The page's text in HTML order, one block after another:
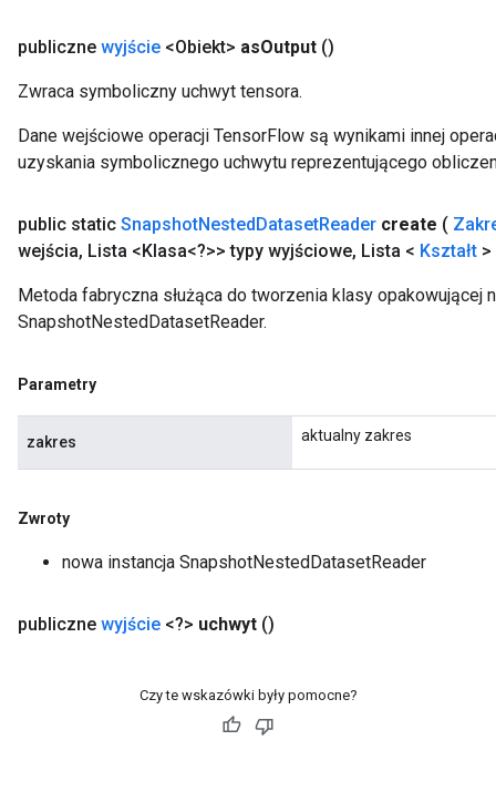
publiczne wyjście <Obiekt> asOutput ()
Zwraca symboliczny uchwyt tensora.
Dane wejściowe operacji TensorFlow są wynikami innej
uzyskania symbolicznego uchwytu reprezentującego
public static SnapshotNestedDatasetReader create (
wejścia, Lista <Klasa<?>> typy wyjściowe, Lista < Kształt
Metoda fabryczna służąca do tworzenia klasy opakowującej
SnapshotNestedDatasetReader.
Parametry
zakres aktualny zakres
Zwroty
nowa instancja SnapshotNestedDatasetReader
publiczne wyjście <?> uchwyt ()
Czy te wskazówki były pomocne?